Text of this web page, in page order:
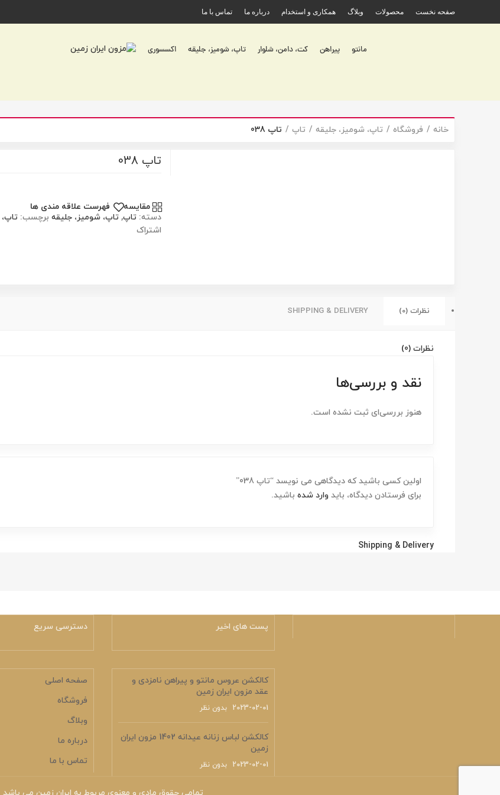
صفحه نخست محصولات وبلاگ همکاری و استخدام درباره ما تماس با ما
مانتو پیراهن کت، دامن، شلوار تاپ، شومیز، جلیقه اکسسوری
خانه فروشگاه تاپ، شومیز، جلیقه تاپ تاپ 038
تاپ 038
مقایسه
فهرست علاقه مندی ها
دسته: تاپ, تاپ، شومیز، جلیقه برچسب:
اشتراک
نظرات (0) SHIPPING & DELIVERY
نظرات (0)
نقد و بررسی‌ها
هنوز بررسی‌ای ثبت نشده است.
اولین کسی باشید که دیدگاهی می نویسد “تاپ 038”
برای فرستادن دیدگاه، باید وارد شده باشید.
Shipping & Delivery
پست های اخیر
کالکشن عروس مانتو و پیراهن نامزدی و
عقد مزون ایران زمین
2023-02-01 بدون نظر
کالکشن لباس زنانه عیدانه 1402 مزون ایران
زمین
2023-02-01 بدون نظر
دسترسی سریع
صفحه اصلی
فروشگاه
وبلاگ
درباره ما
تماس با ما